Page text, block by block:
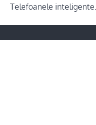
Telefoanele inteligente…